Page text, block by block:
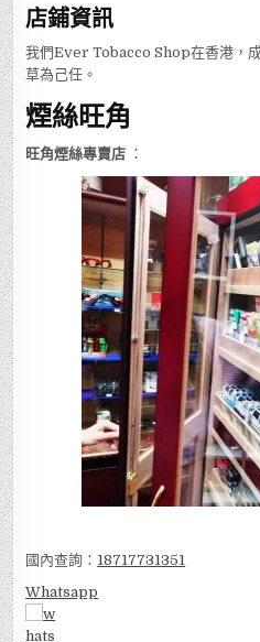
店鋪資訊
我們Ever Tobacco Shop在香港，
草為己任。
煙絲旺角
旺角煙絲專賣店 ：
國內查詢： 18717731351
Whatsapp